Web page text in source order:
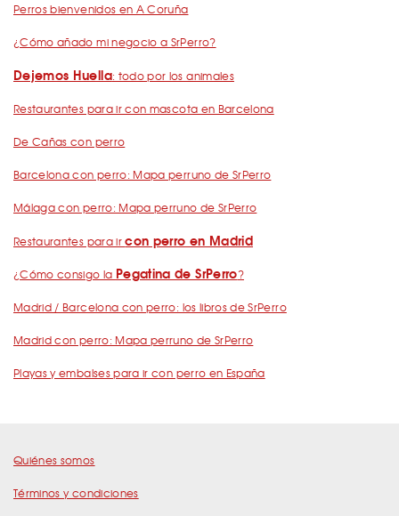
Perros bienvenidos en A Coruña
¿Cómo añado mi negocio a SrPerro?
Dejemos Huella: todo por los animales
Restaurantes para ir con mascota en Barcelona
De Cañas con perro
Barcelona con perro: Mapa perruno de SrPerro
Málaga con perro: Mapa perruno de SrPerro
Restaurantes para ircon perro en Madrid
¿Cómo consigo la Pegatina de SrPerro?
Madrid / Barcelona con perro: los libros de SrPerro
Madrid con perro: Mapa perruno de SrPerro
Playas y embalses para ir con perro en España
Quiénes somos
Términos y condiciones